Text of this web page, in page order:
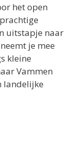
het open
uitstapje naar
je mee
kleine
Vammen
landelijke